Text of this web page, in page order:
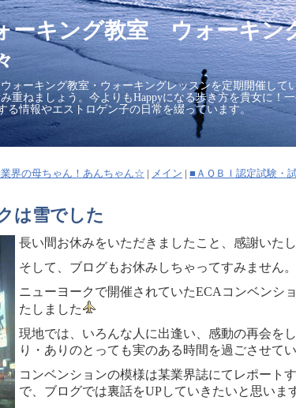
ーキング教室 ウォーキン
ォーキング教室・ウォーキングレッスンを定期開催して
重ねましょう。今よりもHappyになる歩き方を貴女に！
る情報やエストロゲン子の日常を綴っています。
界の母ちゃん！あんちゃん☆ | メイン | ■ＡＱＢＩ認定試験・
は雪でした
長い間お休みをいただきましたこと、感謝いたし
そして、ブログもお休みしちゃってすみません。
ニューヨークで開催されていたECAコンベンシ
たしました
現地では、いろんな人に出逢い、感動の再会を
り・ありのとっても実のある時間を過ごさせて
コンベンションの模様は某業界誌にてレポート
で、ブログでは裏話をUPしていきたいと思いま